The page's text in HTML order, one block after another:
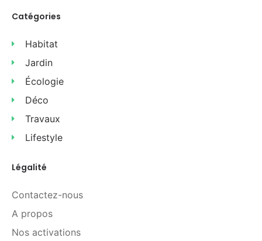
Catégories
Habitat
Jardin
Écologie
Déco
Travaux
Lifestyle
Légalité
Contactez-nous
A propos
Nos activations